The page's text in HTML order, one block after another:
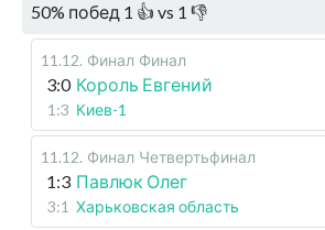
50% побед 1 👍 vs 1 👎
11.12. Финал Финал
3:0 Король Евгений
1:3 Киев-1
11.12. Финал Четвертьфинал
1:3 Павлюк Олег
3:1 Харьковская область